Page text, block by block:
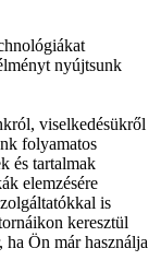
nyújtsunk
viselkedésükről
folyamatos
és tartalmak
elemzésére
is
keresztül
Ön már használja